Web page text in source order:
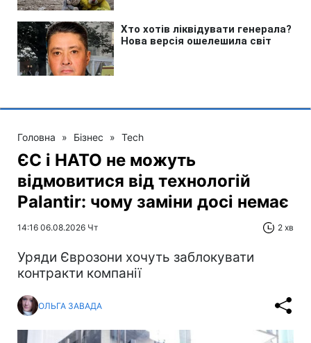
Головна » Бізнес » Tech
ЄС і НАТО не можуть
відмовитися від технологій
Palantir: чому заміни досі немає
14:16 06.08.2026 Чт 2 хв
Уряди Єврозони хочуть заблокувати
контракти компанії
ОЛЬГА ЗАВАДА